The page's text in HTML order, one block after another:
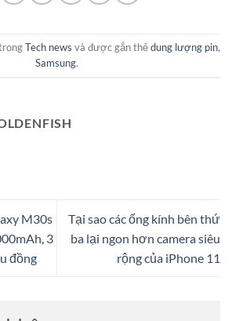
Tech news và được gắn thẻdung lượng pin,
Samsung.
M30s
3
đồng
Tại sao các ống kính bên thứ
ba lại ngon hơn camera siêu
rộng của iPhone 11